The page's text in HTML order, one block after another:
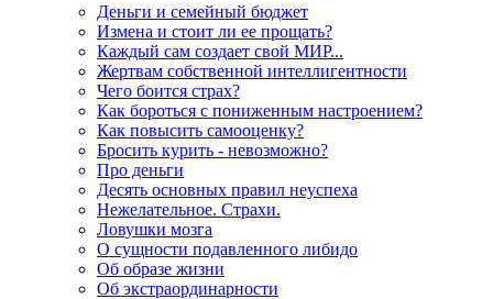
Деньги и семейный бюджет
Измена и стоит ли ее прощать?
Каждый сам создает свой МИР...
Жертвам собственной интеллигентности
Чего боится страх?
Как бороться с пониженным настроением?
Как повысить самооценку?
Бросить курить - невозможно?
Про деньги
Десять основных правил неуспеха
Нежелательное. Страхи.
Ловушки мозга
О сущности подавленного либидо
Об образе жизни
Об экстраординарности